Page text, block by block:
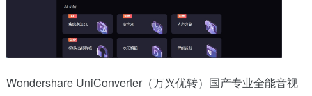
Wondershare UniConverter（万兴优转）国产专业全能音视